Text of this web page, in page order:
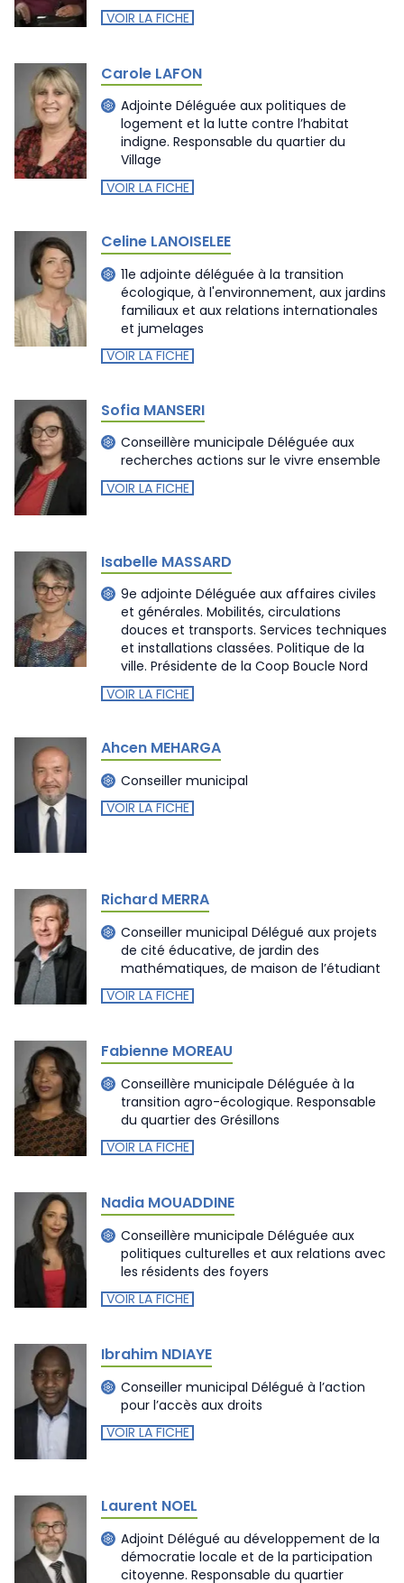
VOIR LA FICHE
Carole LAFON
Adjointe Déléguée aux politiques de
logement et la lutte contre l’habitat
indigne. Responsable du quartier du
Village
VOIR LA FICHE
Celine LANOISELEE
11e adjointe déléguée à la transition
écologique, à l'environnement, aux jardins
familiaux et aux relations internationales
et jumelages
VOIR LA FICHE
Sofia MANSERI
Conseillère municipale Déléguée aux
recherches actions sur le vivre ensemble
VOIR LA FICHE
Isabelle MASSARD
9e adjointe Déléguée aux affaires civiles
et générales. Mobilités, circulations
douces et transports. Services techniques
et installations classées. Politique de la
ville. Présidente de la Coop Boucle Nord
VOIR LA FICHE
Ahcen MEHARGA
Conseiller municipal
VOIR LA FICHE
Richard MERRA
Conseiller municipal Délégué aux projets
de cité éducative, de jardin des
mathématiques, de maison de l’étudiant
VOIR LA FICHE
Fabienne MOREAU
Conseillère municipale Déléguée à la
transition agro-écologique. Responsable
du quartier des Grésillons
VOIR LA FICHE
Nadia MOUADDINE
Conseillère municipale Déléguée aux
politiques culturelles et aux relations avec
les résidents des foyers
VOIR LA FICHE
Ibrahim NDIAYE
Conseiller municipal Délégué à l’action
pour l’accès aux droits
VOIR LA FICHE
Laurent NOEL
Adjoint Délégué au développement de la
démocratie locale et de la participation
citoyenne. Responsable du quartier